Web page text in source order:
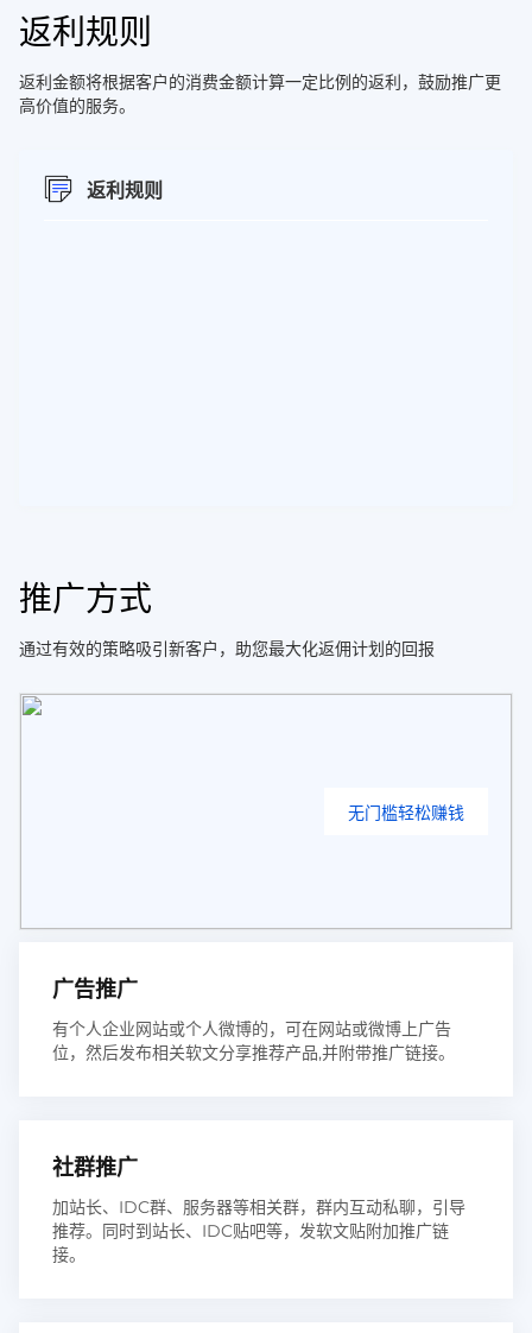
返利规则
返利金额将根据客户的消费金额计算一定比例的返利，鼓励推广更
高价值的服务。
返利规则
推广方式
通过有效的策略吸引新客户，助您最大化返佣计划的回报
无门槛轻松赚钱
广告推广
有个人企业网站或个人微博的，可在网站或微博上广告
位，然后发布相关软文分享推荐产品,并附带推广链接。
社群推广
加站长、IDC群、服务器等相关群，群内互动私聊，引导
推荐。同时到站长、IDC贴吧等，发软文贴附加推广链
接。